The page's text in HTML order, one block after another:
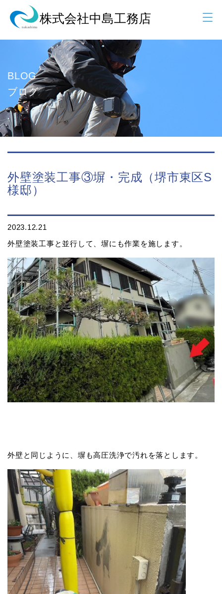
BLOG
ブログ
外壁塗装工事③塀・完成（堺市東区S
様邸）
2023.12.21
外壁塗装工事と並行して、塀にも作業を施します。
外壁と同じように、塀も高圧洗浄で汚れを落とします。